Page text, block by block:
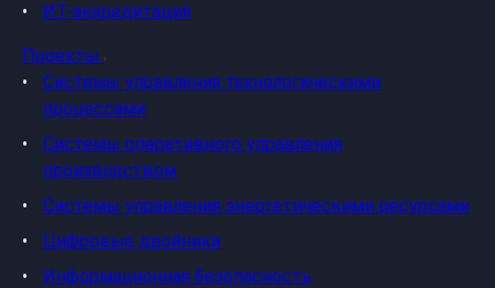
ИТ-аккредитация
Проекты
Системы управления технологическими
процессами
Системы оперативного управления
производством
Системы управления энергетическими ресурсами
Цифровые двойники
Информационная безопасность